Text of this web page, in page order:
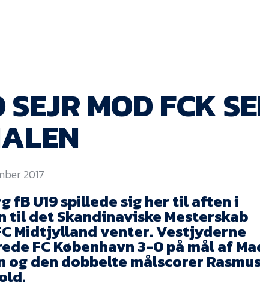
MOD FCK
2017
fB U19 spillede sig her til aften i
til det Skandinaviske Mesterskab
Midtjylland venter. Vestjyderne
FC København 3-0 på mål af
og den dobbelte målscorer